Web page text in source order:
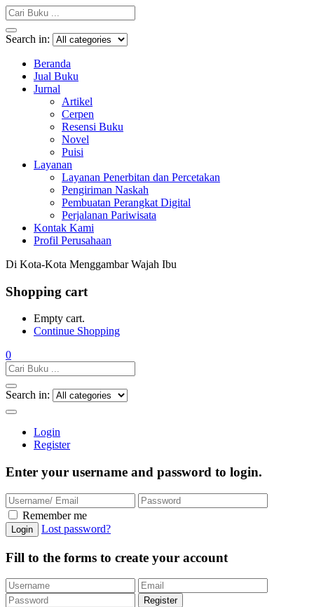
Search in:
Beranda
Jual Buku
Jurnal
Artikel
Cerpen
Resensi Buku
Novel
Puisi
Layanan
Layanan Penerbitan dan Percetakan
Pengiriman Naskah
Pembuatan Perangkat Digital
Perjalanan Pariwisata
Kontak Kami
Profil Perusahaan
Di Kota-Kota Menggambar Wajah Ibu
Shopping cart
Empty cart.
Continue Shopping
0
Search in:
Login
Register
Enter your username and password to login.
Remember me
Lost password?
Fill to the forms to create your account